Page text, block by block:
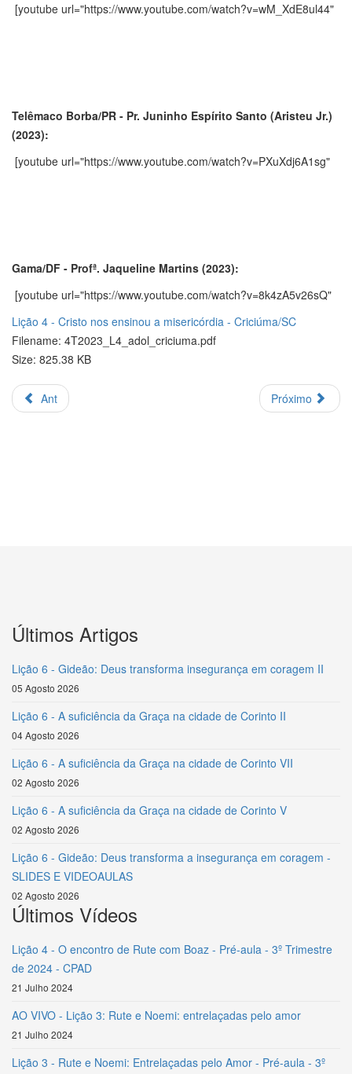
[youtube url="https://www.youtube.com/watch?v=wM_XdE8ul44"
Telêmaco Borba/PR - Pr. Juninho Espírito Santo (Aristeu Jr.)
(2023):
[youtube url="https://www.youtube.com/watch?v=PXuXdj6A1sg"
Gama/DF - Profª. Jaqueline Martins (2023):
[youtube url="https://www.youtube.com/watch?v=8k4zA5v26sQ"
Lição 4 - Cristo nos ensinou a misericórdia - Criciúma/SC
Filename: 4T2023_L4_adol_criciuma.pdf
Size: 825.38 KB
Ant Próximo
Últimos Artigos
Lição 6 - Gideão: Deus transforma insegurança em coragem II
05 Agosto 2026
Lição 6 - A suficiência da Graça na cidade de Corinto II
04 Agosto 2026
Lição 6 - A suficiência da Graça na cidade de Corinto VII
02 Agosto 2026
Lição 6 - A suficiência da Graça na cidade de Corinto V
02 Agosto 2026
Lição 6 - Gideão: Deus transforma a insegurança em coragem -
SLIDES E VIDEOAULAS
02 Agosto 2026
Últimos Vídeos
Lição 4 - O encontro de Rute com Boaz - Pré-aula - 3º Trimestre
de 2024 - CPAD
21 Julho 2024
AO VIVO - Lição 3: Rute e Noemi: entrelaçadas pelo amor
21 Julho 2024
Lição 3 - Rute e Noemi: Entrelaçadas pelo Amor - Pré-aula - 3º